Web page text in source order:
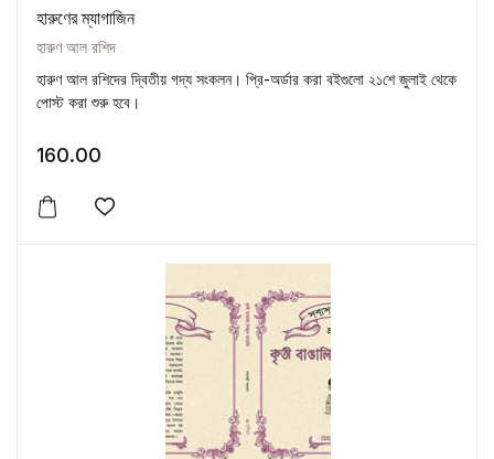
হারুণের ম্যাগাজিন
হারুণ আল রশিদ
হারুণ আল রশিদের দ্বিতীয় গদ্য সংকলন। প্রি-অর্ডার করা বইগুলো ২১শে জুলাই থেকে
পোস্ট করা শুরু হবে।
160.00
Add to wishlist